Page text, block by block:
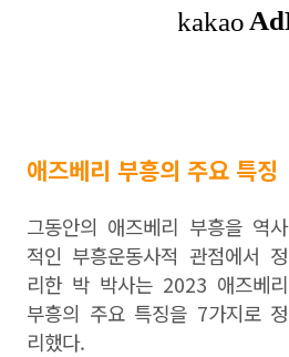
애즈베리 부흥의 주요 특징
그동안의 애즈베리 부흥을 역사
적인 부흥운동사적 관점에서 정
리한 박 박사는 2023 애즈베리
부흥의 주요 특징을 7가지로 정
리했다.